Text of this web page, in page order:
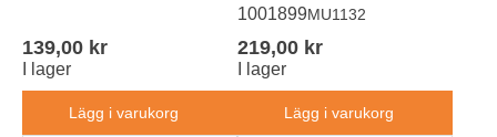
139,00 kr
I lager
Lägg i varukorg
1001899MU1132
219,00 kr
I lager
Lägg i varukorg